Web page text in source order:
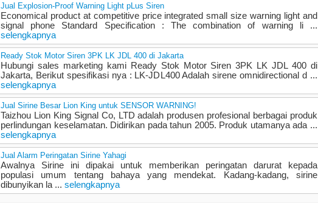
Jual Explosion-Proof Warning Light pLus Siren
Economical product at competitive price integrated small size warning light and
signal phone Standard Specification : The combination of warning li ...
selengkapnya
Ready Stok Motor Siren 3PK LK JDL 400 di Jakarta
Hubungi sales marketing kami Ready Stok Motor Siren 3PK LK JDL 400 di
Jakarta, Berikut spesifikasi nya : LK-JDL400 Adalah sirene omnidirectional d ...
selengkapnya
Jual Sirine Besar Lion King untuk SENSOR WARNING!
Taizhou Lion King Signal Co, LTD adalah produsen profesional berbagai produk
perlindungan keselamatan. Didirikan pada tahun 2005. Produk utamanya ada ...
selengkapnya
Jual Alarm Peringatan Sirine Yahagi
Awalnya Sirine ini dipakai untuk memberikan peringatan darurat kepada
populasi umum tentang bahaya yang mendekat. Kadang-kadang, sirine
dibunyikan la ... selengkapnya